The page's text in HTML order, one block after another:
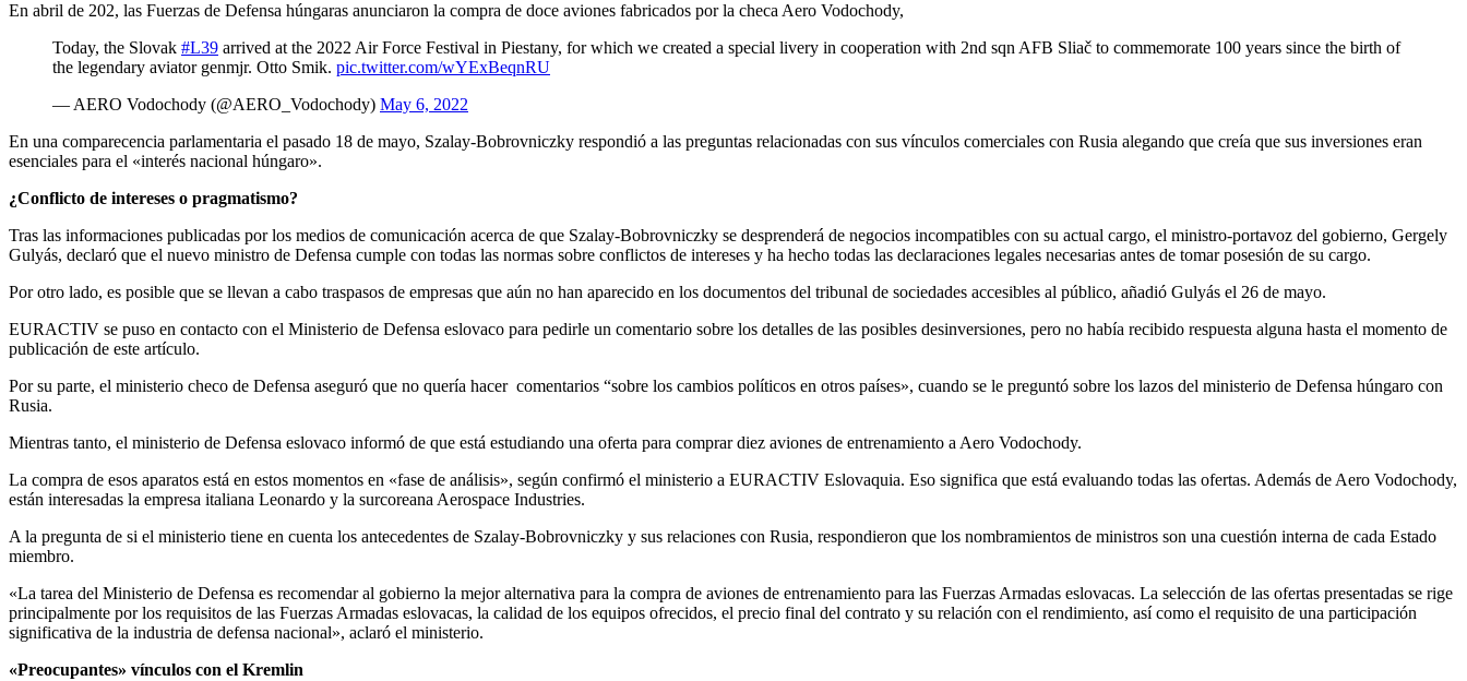
En abril de 202, las Fuerzas de Defensa húngaras anunciaron la compra de doce aviones fabricados por la checa Aero Vodochody,
Today, the Slovak #L39 arrived at the 2022 Air Force Festival in Piestany, for which we created a special livery in cooperation with 2nd sqn AFB Sliač to commemorate 100 years since the birth of
the legendary aviator genmjr. Otto Smik. pic.twitter.com/wYExBeqnRU
— AERO Vodochody (@AERO_Vodochody) May 6, 2022
En una comparecencia parlamentaria el pasado 18 de mayo, Szalay-Bobrovniczky respondió a las preguntas relacionadas con sus vínculos comerciales con Rusia alegando que creía que sus inversiones eran
esenciales para el «interés nacional húngaro».
¿Conflicto de intereses o pragmatismo?
Tras las informaciones publicadas por los medios de comunicación acerca de que Szalay-Bobrovniczky se desprenderá de negocios incompatibles con su actual cargo, el ministro-portavoz del gobierno, Gergely
Gulyás, declaró que el nuevo ministro de Defensa cumple con todas las normas sobre conflictos de intereses y ha hecho todas las declaraciones legales necesarias antes de tomar posesión de su cargo.
Por otro lado, es posible que se llevan a cabo traspasos de empresas que aún no han aparecido en los documentos del tribunal de sociedades accesibles al público, añadió Gulyás el 26 de mayo.
EURACTIV se puso en contacto con el Ministerio de Defensa eslovaco para pedirle un comentario sobre los detalles de las posibles desinversiones, pero no había recibido respuesta alguna hasta el momento de
publicación de este artículo.
Por su parte, el ministerio checo de Defensa aseguró que no quería hacer comentarios “sobre los cambios políticos en otros países», cuando se le preguntó sobre los lazos del ministerio de Defensa húngaro con
Rusia.
Mientras tanto, el ministerio de Defensa eslovaco informó de que está estudiando una oferta para comprar diez aviones de entrenamiento a Aero Vodochody.
La compra de esos aparatos está en estos momentos en «fase de análisis», según confirmó el ministerio a EURACTIV Eslovaquia. Eso significa que está evaluando todas las ofertas. Además de Aero Vodochody,
están interesadas la empresa italiana Leonardo y la surcoreana Aerospace Industries.
A la pregunta de si el ministerio tiene en cuenta los antecedentes de Szalay-Bobrovniczky y sus relaciones con Rusia, respondieron que los nombramientos de ministros son una cuestión interna de cada Estado
miembro.
«La tarea del Ministerio de Defensa es recomendar al gobierno la mejor alternativa para la compra de aviones de entrenamiento para las Fuerzas Armadas eslovacas. La selección de las ofertas presentadas se rige
principalmente por los requisitos de las Fuerzas Armadas eslovacas, la calidad de los equipos ofrecidos, el precio final del contrato y su relación con el rendimiento, así como el requisito de una participación
significativa de la industria de defensa nacional», aclaró el ministerio.
«Preocupantes» vínculos con el Kremlin